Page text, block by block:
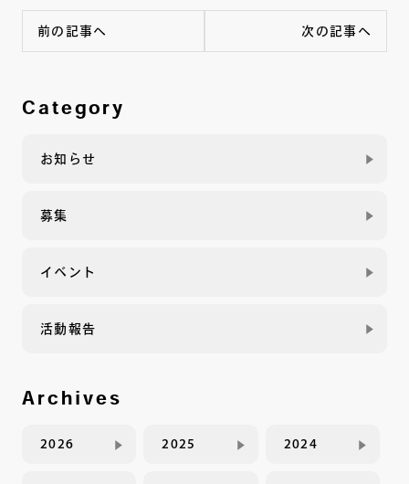
前の記事へ 次の記事へ
Category
お知らせ
募集
イベント
活動報告
Archives
2026 2025 2024